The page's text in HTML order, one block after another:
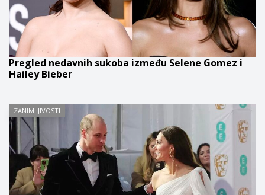
Pregled nedavnih sukoba između Selene Gomez i
Hailey Bieber
ZANIMLJIVOSTI